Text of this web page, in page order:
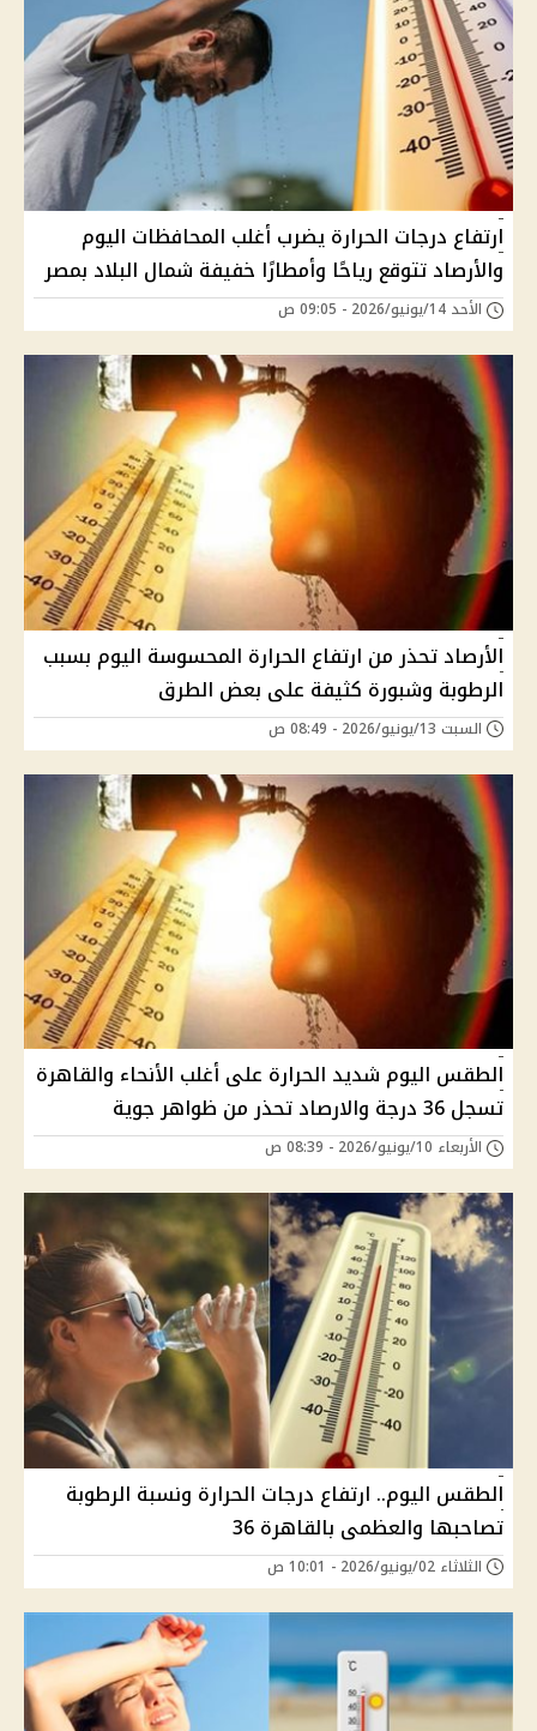
ارتفاع درجات الحرارة يضرب أغلب المحافظات اليوم
والأرصاد تتوقع رياحًا وأمطارًا خفيفة شمال البلاد بمصر
الأحد 14/يونيو/2026 - 09:05 ص
الأرصاد تحذر من ارتفاع الحرارة المحسوسة اليوم بسبب
الرطوبة وشبورة كثيفة على بعض الطرق
السبت 13/يونيو/2026 - 08:49 ص
الطقس اليوم شديد الحرارة على أغلب الأنحاء والقاهرة
تسجل 36 درجة والارصاد تحذر من ظواهر جوية
الأربعاء 10/يونيو/2026 - 08:39 ص
الطقس اليوم.. ارتفاع درجات الحرارة ونسبة الرطوبة
تصاحبها والعظمى بالقاهرة 36
الثلاثاء 02/يونيو/2026 - 10:01 ص